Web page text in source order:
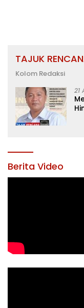
TAJUK
Kolom Redaksi
21
Berita Video